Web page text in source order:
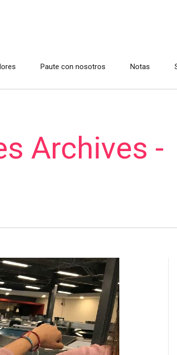
Paute con nosotros Notas
Archives -